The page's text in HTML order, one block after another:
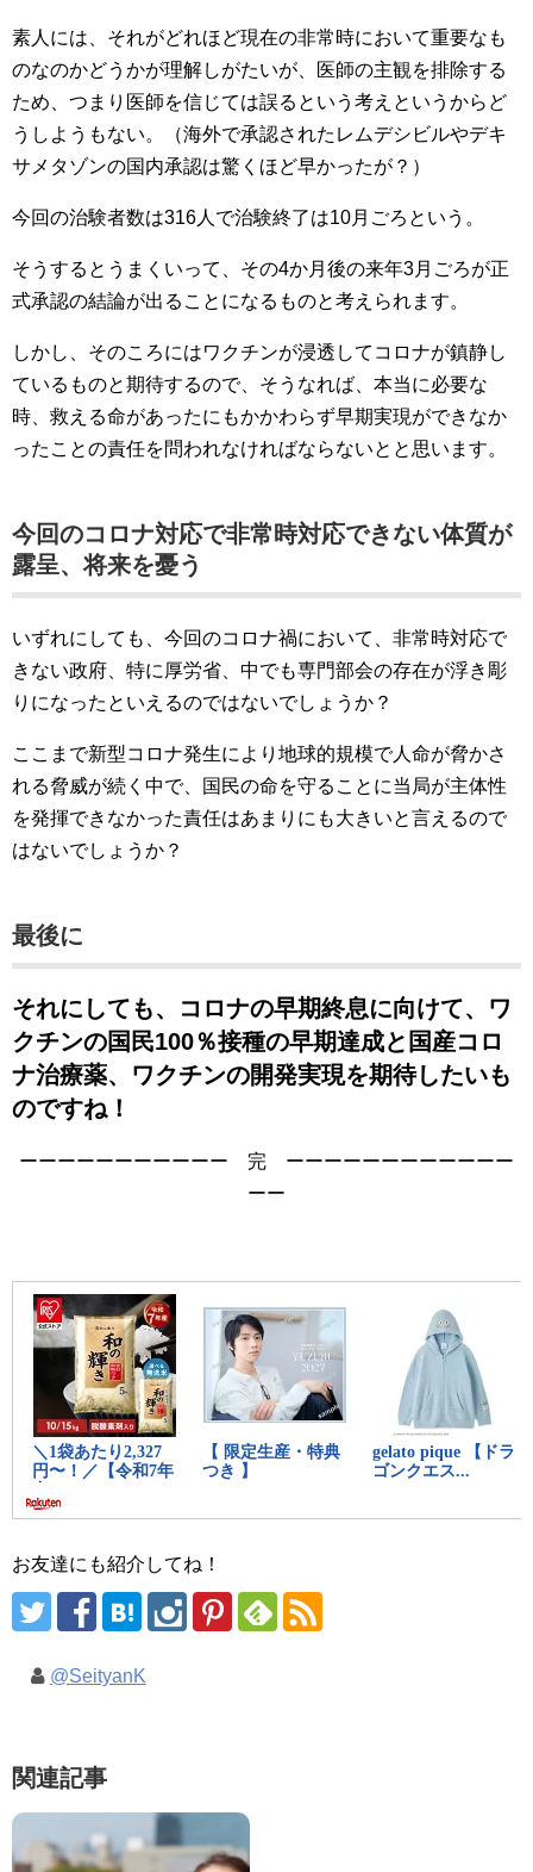
素人には、それがどれほど現在の非常時において重要なも
のなのかどうかが理解しがたいが、医師の主観を排除する
ため、つまり医師を信じては誤るという考えというからど
うしようもない。（海外で承認されたレムデシビルやデキ
サメタゾンの国内承認は驚くほど早かったが？）
今回の治験者数は316人で治験終了は10月ごろという。
そうするとうまくいって、その4か月後の来年3月ごろが正
式承認の結論が出ることになるものと考えられます。
しかし、そのころにはワクチンが浸透してコロナが鎮静し
ているものと期待するので、そうなれば、本当に必要な
時、救える命があったにもかかわらず早期実現ができなか
ったことの責任を問われなければならないとと思います。
今回のコロナ対応で非常時対応できない体質が
露呈、将来を憂う
いずれにしても、今回のコロナ禍において、非常時対応で
きない政府、特に厚労省、中でも専門部会の存在が浮き彫
りになったといえるのではないでしょうか？
ここまで新型コロナ発生により地球的規模で人命が脅かさ
れる脅威が続く中で、国民の命を守ることに当局が主体性
を発揮できなかった責任はあまりにも大きいと言えるので
はないでしょうか？
最後に
それにしても、コロナの早期終息に向けて、ワ
クチンの国民100％接種の早期達成と国産コロ
ナ治療薬、ワクチンの開発実現を期待したいも
のですね！
ーーーーーーーーーーー 完 ーーーーーーーーーーーー
ーー
お友達にも紹介してね！
@SeityanK
関連記事